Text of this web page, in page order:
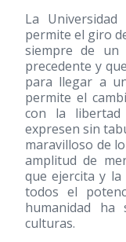
La
permite el giro
siempre de
precedente y
para llegar a
permite el
con la
expresen sin
maravilloso de
amplitud de
que ejercita y la
todos el
humanidad ha
culturas.